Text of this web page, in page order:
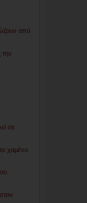
από
την
σε
χαμένο